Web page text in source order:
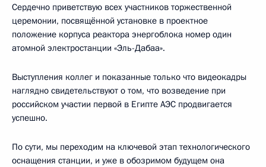
Сердечно приветствую всех участников торжественной
церемонии, посвящённой установке в проектное
положение корпуса реактора энергоблока номер один
атомной электростанции «Эль-Дабаа».
Выступления коллег и показанные только что видеокадры
наглядно свидетельствуют о том, что возведение при
российском участии первой в Египте АЭС продвигается
успешно.
По сути, мы переходим на ключевой этап технологического
оснащения станции, и уже в обозримом будущем она